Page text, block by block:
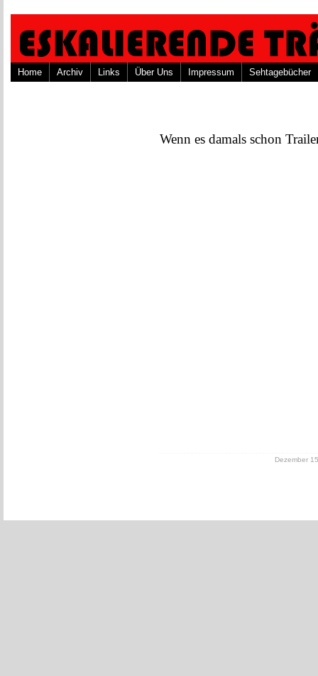
Home Archiv Links Über Uns Impressum Sehtagebücher
Wenn es damals schon
Dezember